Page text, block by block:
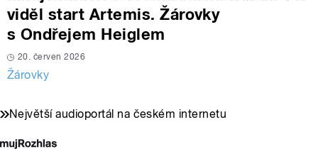
viděl start Artemis. Žárovky
s Ondřejem Heiglem
20. červen 2026
Žárovky
Největší audioportál na českém internetu